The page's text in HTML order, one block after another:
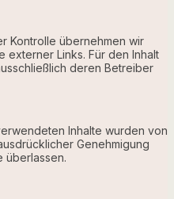
Kontrolle übernehmen wir
externer Links. Für den Inhalt
deren Betreiber
Inhalte wurden von
Genehmigung
überlassen.